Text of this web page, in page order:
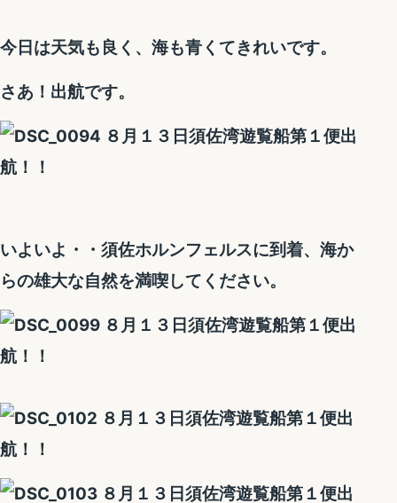
今日は天気も良く、海も青くてきれいです。
さあ！出航です。
いよいよ・・須佐ホルンフェルスに到着、海か
らの雄大な自然を満喫してください。